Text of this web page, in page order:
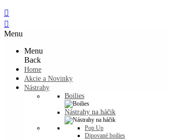


Menu
Menu
Back
Home
Akcie a Novinky
Nástrahy
Boilies
Nástrahy na háčik
Pop Up
Dipované boilies